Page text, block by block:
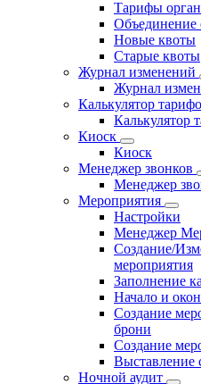
Тарифы
Объединение
Новые квоты
Старые квоты
Журнал изменений
Журнал
Калькулятор
Калькулятор
Киоск
Киоск
Менеджер звонков
Менеджер
Мероприятия
Настройки
Менеджер
Создание/
мероприятия
Заполнение
Начало и
Создание
брони
Создание
Выставление
Ночной аудит